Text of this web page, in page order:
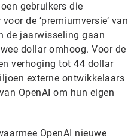
gebruikers die
de ‘premiumversie’ van
de jaarwisseling gaan
dollar omhoog. Voor de
verhoging tot 44 dollar
externe ontwikkelaars
OpenAI om hun eigen
OpenAI nieuwe